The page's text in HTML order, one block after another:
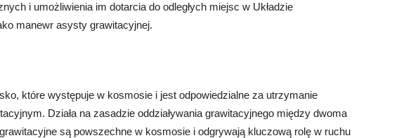
i umożliwienia im dotarcia do odległych miejsc w Układzie
manewr asysty grawitacyjnej.
które występuje w kosmosie i jest odpowiedzialne za utrzymanie
Działa na zasadzie oddziaływania grawitacyjnego między dwoma
są powszechne w kosmosie i odgrywają kluczową rolę w ruchu